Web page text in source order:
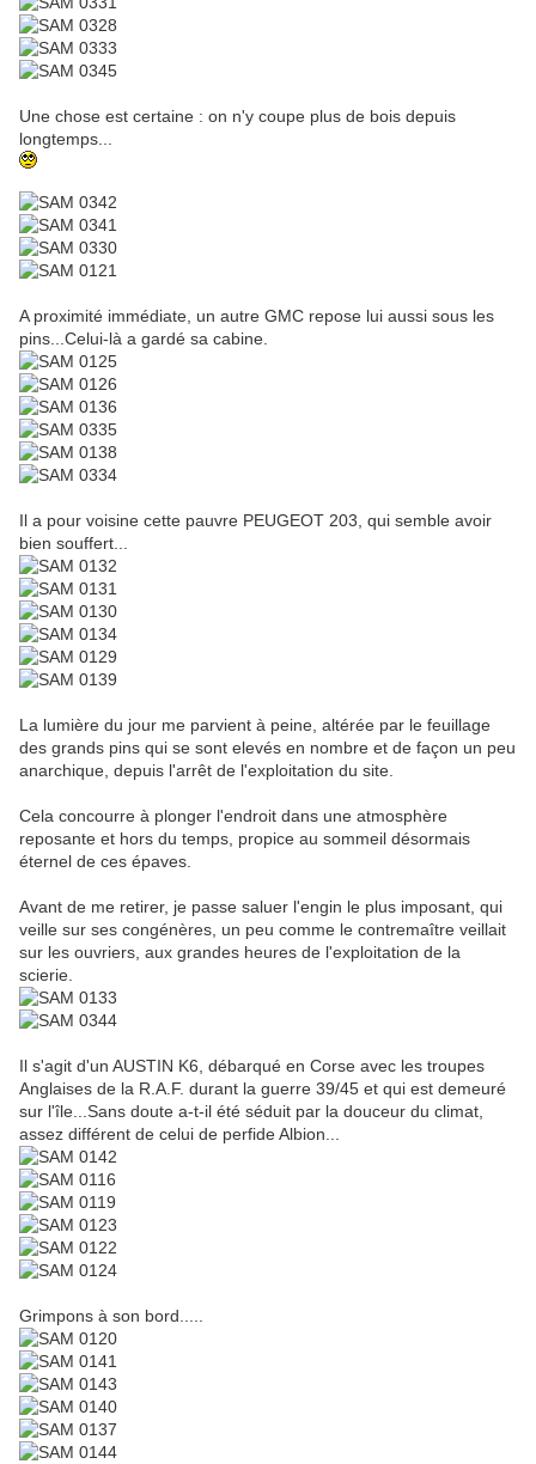
Une chose est certaine : on n'y coupe plus de bois depuis
longtemps...
A proximité immédiate, un autre GMC repose lui aussi sous les
pins...Celui-là a gardé sa cabine.
Il a pour voisine cette pauvre PEUGEOT 203, qui semble avoir
bien souffert...
La lumière du jour me parvient à peine, altérée par le feuillage
des grands pins qui se sont elevés en nombre et de façon un peu
anarchique, depuis l'arrêt de l'exploitation du site.
Cela concourre à plonger l'endroit dans une atmosphère
reposante et hors du temps, propice au sommeil désormais
éternel de ces épaves.
Avant de me retirer, je passe saluer l'engin le plus imposant, qui
veille sur ses congénères, un peu comme le contremaître veillait
sur les ouvriers, aux grandes heures de l'exploitation de la
scierie.
Il s'agit d'un AUSTIN K6, débarqué en Corse avec les troupes
Anglaises de la R.A.F. durant la guerre 39/45 et qui est demeuré
sur l'île...Sans doute a-t-il été séduit par la douceur du climat,
assez différent de celui de perfide Albion...
Grimpons à son bord.....